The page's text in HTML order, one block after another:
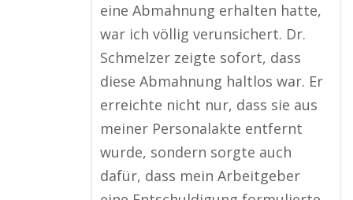
eine Abmahnung erhalten hatte,
war ich völlig verunsichert. Dr.
Schmelzer zeigte sofort, dass
diese Abmahnung haltlos war. Er
erreichte nicht nur, dass sie aus
meiner Personalakte entfernt
wurde, sondern sorgte auch
dafür, dass mein Arbeitgeber